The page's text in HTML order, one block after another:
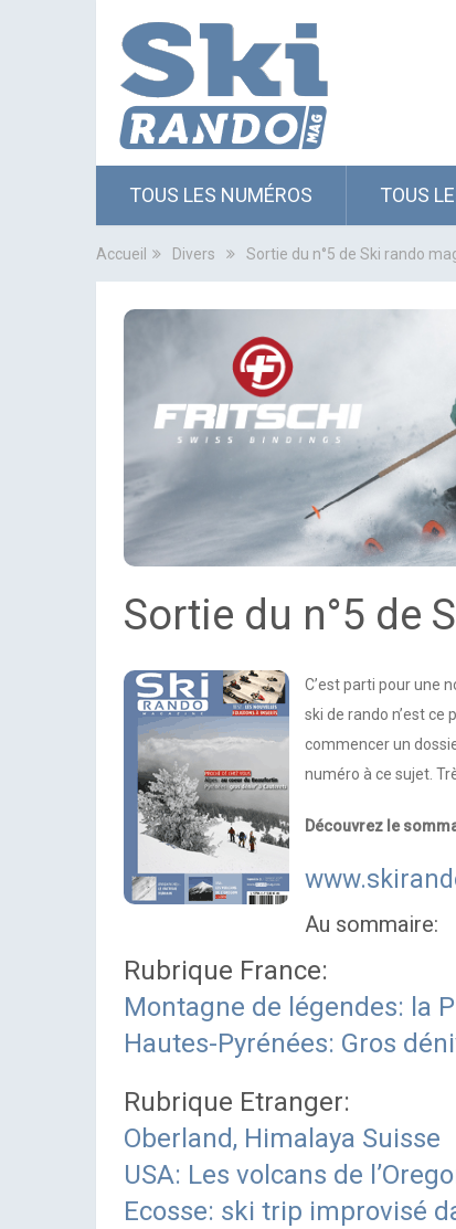
TOUS LES NUMÉROS TOUS
Accueil Divers Sortie du n°5 de Ski rando
Sortie du n°5 de
C’est parti pour une
ski de rando n’est
commencer un
numéro à ce sujet.
Découvrez le
Au sommaire:
Rubrique France:
Montagne de légendes: la
Hautes-Pyrénées: Gros
Rubrique Etranger:
Oberland, Himalaya Suisse
USA: Les volcans de
Ecosse: ski trip improvisé